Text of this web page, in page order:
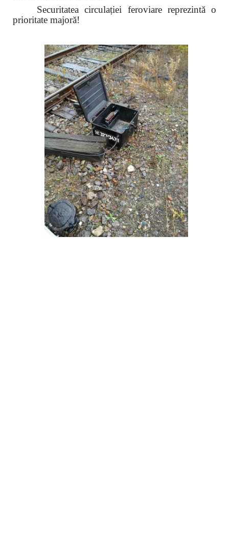
Securitatea circulației feroviare reprezintă o
prioritate majoră!